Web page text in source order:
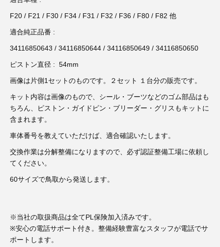
F20 / F21 / F30 / F34 / F31 / F32 / F36 / F80 / F82 他
適合純正品番 :
34116850643 / 34116850644 / 34116850649 / 34116850650
ピストン直径 : 54mm
画像は片側1セットのものです。２セット １台分の販売です。
キット内容は画像のもので、シール・ブーツなどのゴム部品はも
ちろん、ピストン・ガイドピン・ブリーダー・グリスもキットに
含まれます。
車体番号を教えていただけば、適合確認いたします。
交換作業は分解整備になりますので、必ず認証整備工場に依頼し
てください。
60サイズで鳥取から発送します。
※当社の取扱商品は全てPL保険加入済みです。
※安心の電話サポート付き。整備経験豊富なスタッフが電話でサ
ポートします。